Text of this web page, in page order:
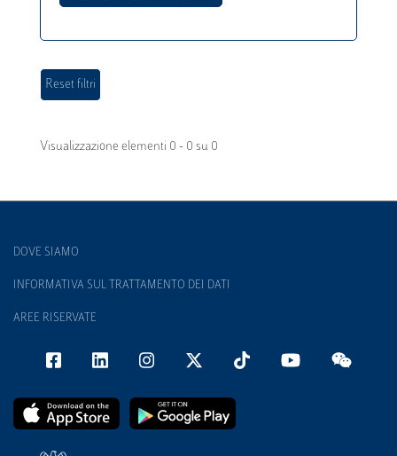
Visualizzazione elementi 0 - 0 su 0
DOVE SIAMO
INFORMATIVA SUL TRATTAMENTO DEI DATI
AREE RISERVATE